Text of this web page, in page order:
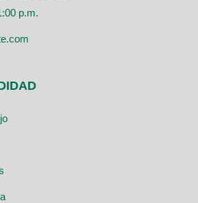
p.m.